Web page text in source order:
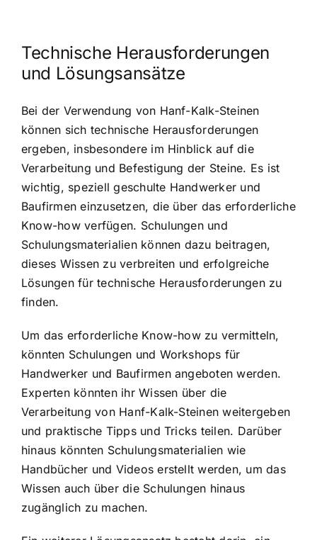
Technische Herausforderungen
und Lösungsansätze
Bei der Verwendung von Hanf-Kalk-Steinen
können sich technische Herausforderungen
ergeben, insbesondere im Hinblick auf die
Verarbeitung und Befestigung der Steine. Es ist
wichtig, speziell geschulte Handwerker und
Baufirmen einzusetzen, die über das erforderliche
Know-how verfügen. Schulungen und
Schulungsmaterialien können dazu beitragen,
dieses Wissen zu verbreiten und erfolgreiche
Lösungen für technische Herausforderungen zu
finden.
Um das erforderliche Know-how zu vermitteln,
könnten Schulungen und Workshops für
Handwerker und Baufirmen angeboten werden.
Experten könnten ihr Wissen über die
Verarbeitung von Hanf-Kalk-Steinen weitergeben
und praktische Tipps und Tricks teilen. Darüber
hinaus könnten Schulungsmaterialien wie
Handbücher und Videos erstellt werden, um das
Wissen auch über die Schulungen hinaus
zugänglich zu machen.